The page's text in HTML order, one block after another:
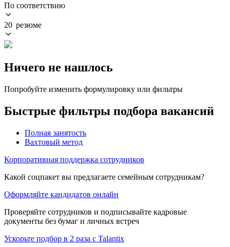
По соответствию
20 резюме
Ничего не нашлось
Попробуйте изменить формулировку или фильтры
Быстрые фильтры подбора вакансий
Полная занятость
Вахтовый метод
Корпоративная поддержка сотрудников
Какой соцпакет вы предлагаете семейным сотрудникам?
Оформляйте кандидатов онлайн
Проверяйте сотрудников и подписывайте кадровые
документы без бумаг и личных встреч
Ускорьте подбор в 2 раза с Talantix